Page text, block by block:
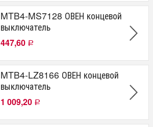
MTB4-MS7128 ОВЕН концевой
выключатель
447,60 Р
MTB4-LZ8166 ОВЕН концевой
выключатель
1 009,20 Р